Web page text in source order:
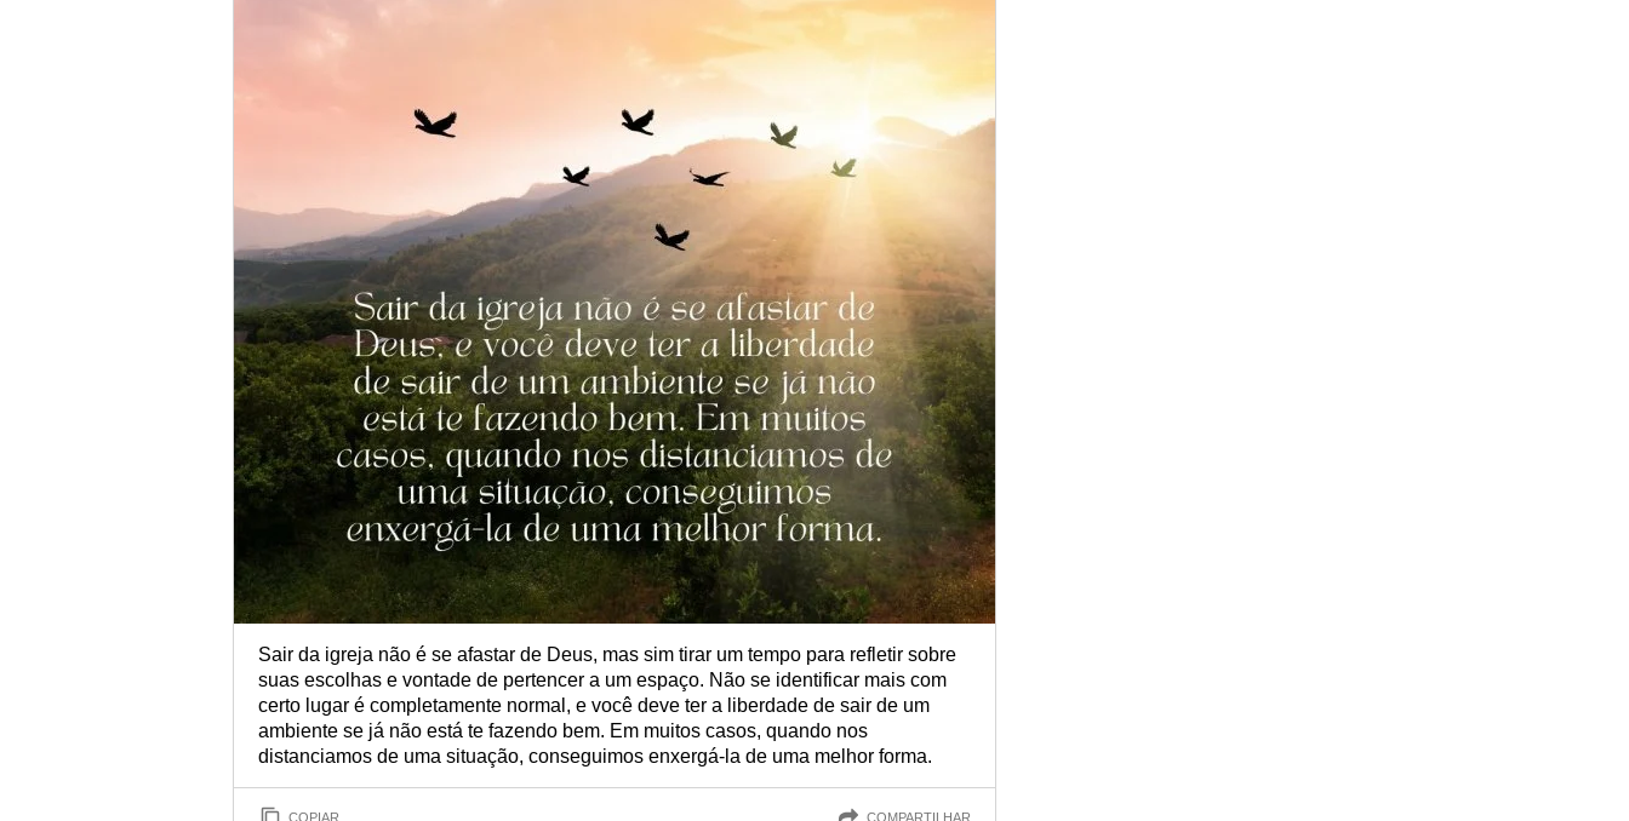
Sair da igreja não é se afastar de Deus, mas sim tirar um tempo para refletir sobre
suas escolhas e vontade de pertencer a um espaço. Não se identificar mais com
certo lugar é completamente normal, e você deve ter a liberdade de sair de um
ambiente se já não está te fazendo bem. Em muitos casos, quando nos
distanciamos de uma situação, conseguimos enxergá-la de uma melhor forma.
COPIAR COMPARTILHAR